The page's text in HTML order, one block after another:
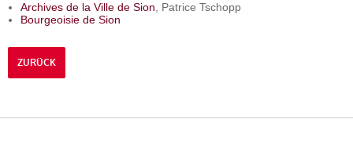
Archives de la Ville de Sion , Patrice Tschopp
Bourgeoisie de Sion
ZURÜCK